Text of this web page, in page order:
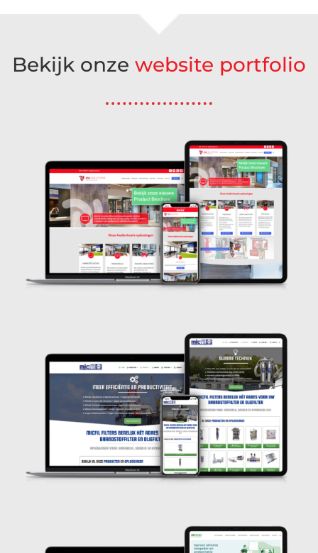
Bekijk onze website portfolio